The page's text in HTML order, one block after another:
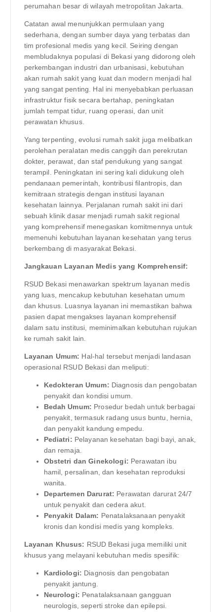
perumahan besar di wilayah metropolitan Jakarta.
Catatan awal menunjukkan permulaan yang
sederhana, dengan sumber daya yang terbatas dan
tim profesional medis yang kecil. Seiring dengan
membludaknya populasi di Bekasi yang didorong oleh
perkembangan industri dan urbanisasi, kebutuhan
akan rumah sakit yang kuat dan modern menjadi hal
yang sangat penting. Hal ini menyebabkan perluasan
infrastruktur fisik secara bertahap, peningkatan
jumlah tempat tidur, ruang operasi, dan unit
perawatan khusus.
Yang terpenting, evolusi rumah sakit juga melibatkan
perolehan peralatan medis canggih dan perekrutan
dokter, perawat, dan staf pendukung yang sangat
terampil. Peningkatan ini sering kali didukung oleh
pendanaan pemerintah, kontribusi filantropis, dan
kemitraan strategis dengan institusi layanan
kesehatan lainnya. Perjalanan rumah sakit ini dari
sebuah klinik dasar menjadi rumah sakit regional
yang komprehensif menegaskan komitmennya untuk
memenuhi kebutuhan layanan kesehatan yang terus
berkembang di masyarakat Bekasi.
Jangkauan Layanan Medis yang Komprehensif:
RSUD Bekasi menawarkan spektrum layanan medis
yang luas, mencakup kebutuhan kesehatan umum
dan khusus. Luasnya layanan ini memastikan bahwa
pasien dapat mengakses layanan komprehensif
dalam satu institusi, meminimalkan kebutuhan rujukan
ke rumah sakit lain.
Layanan Umum: Hal-hal tersebut menjadi landasan
operasional RSUD Bekasi dan meliputi:
Kedokteran Umum: Diagnosis dan pengobatan
penyakit dan kondisi umum.
Bedah Umum: Prosedur bedah untuk berbagai
penyakit, termasuk radang usus buntu, hernia,
dan penyakit kandung empedu.
Pediatri: Pelayanan kesehatan bagi bayi, anak,
dan remaja.
Obstetri dan Ginekologi: Perawatan ibu
hamil, persalinan, dan kesehatan reproduksi
wanita.
Departemen Darurat: Perawatan darurat 24/7
untuk penyakit dan cedera akut.
Penyakit Dalam: Penatalaksanaan penyakit
kronis dan kondisi medis yang kompleks.
Layanan Khusus: RSUD Bekasi juga memiliki unit
khusus yang melayani kebutuhan medis spesifik:
Kardiologi: Diagnosis dan pengobatan
penyakit jantung.
Neurologi: Penatalaksanaan gangguan
neurologis, seperti stroke dan epilepsi.